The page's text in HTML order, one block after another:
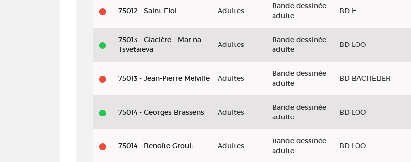
75012 - Saint-Eloi Adultes
Bande dessinée
adulte
BD H
75013 - Glacière - Marina
Tsvetaïeva
Adultes
Bande dessinée
adulte
BD LOO
75013 - Jean-Pierre Melville Adultes
Bande dessinée
adulte
BD BACHELIER
75014 - Georges Brassens Adultes
Bande dessinée
adulte
BD LOO
75014 - Benoîte Groult Adultes
Bande dessinée
adulte
BD LOO